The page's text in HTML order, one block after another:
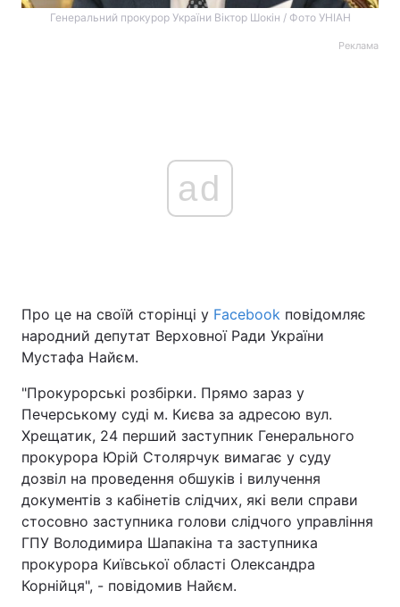
Головна
Україна Політика
Економіка Світ
Спорт Наука
Техно і зв'язок Лайт
Зброя Інциденти
Здоров'я
Генеральний прокурор України Віктор Шокін / Фото УНІАН
Реклама
ad
Про це на своїй сторінці у Facebook повідомляє
народний депутат Верховної Ради України
Мустафа Найєм.
"Прокурорські розбірки. Прямо зараз у
Печерському суді м. Києва за адресою вул.
Хрещатик, 24 перший заступник Генерального
прокурора Юрій Столярчук вимагає у суду
дозвіл на проведення обшуків і вилучення
документів з кабінетів слідчих, які вели справи
стосовно заступника голови слідчого управління
ГПУ Володимира Шапакіна та заступника
прокурора Київської області Олександра
Корнійця", - повідомив Найєм.